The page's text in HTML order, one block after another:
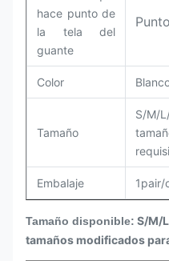
hace punto de
la tela del
guante
Color
Tamaño
S/
Embalaje 1pair/
Tamaño disponible: S/M/
tamaños modificados